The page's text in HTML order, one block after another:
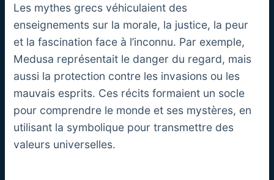
Les mythes grecs véhiculaient des
enseignements sur la morale, la justice, la peur
et la fascination face à l’inconnu. Par exemple,
Medusa représentait le danger du regard, mais
aussi la protection contre les invasions ou les
mauvais esprits. Ces récits formaient un socle
pour comprendre le monde et ses mystères, en
utilisant la symbolique pour transmettre des
valeurs universelles.